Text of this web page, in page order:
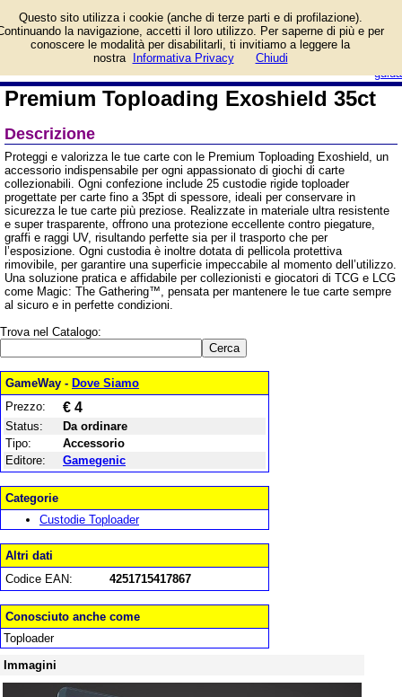
guida
Toploading Exoshield 35ct
e prezzo di vendita.
Prodotto da Gamegenic
Premium Toploading Exoshield 35ct
Descrizione
Proteggi e valorizza le tue carte con le Premium Toploading Exoshield, un
accessorio indispensabile per ogni appassionato di giochi di carte
collezionabili. Ogni confezione include 25 custodie rigide toploader
progettate per carte fino a 35pt di spessore, ideali per conservare in
sicurezza le tue carte più preziose. Realizzate in materiale ultra resistente
e super trasparente, offrono una protezione eccellente contro piegature,
graffi e raggi UV, risultando perfette sia per il trasporto che per
l’esposizione. Ogni custodia è inoltre dotata di pellicola protettiva
rimovibile, per garantire una superficie impeccabile al momento dell’utilizzo.
Una soluzione pratica e affidabile per collezionisti e giocatori di TCG e LCG
come Magic: The Gathering™, pensata per mantenere le tue carte sempre
al sicuro e in perfette condizioni.
Trova nel Catalogo:
GameWay - Dove Siamo
Prezzo:
€ 4
Status:
Da ordinare
Tipo:
Accessorio
Editore:
Gamegenic
Categorie
Custodie Toploader
Altri dati
Codice EAN:
4251715417867
Conosciuto anche come
Toploader
Immagini
Questo sito utilizza i cookie (anche di terze parti e di profilazione).
la navigazione, accetti il loro utilizzo. Per saperne di più e per
conoscere le modalità per disabilitarli, ti invitiamo a leggere la
nostra
Informativa Privacy Chiudi